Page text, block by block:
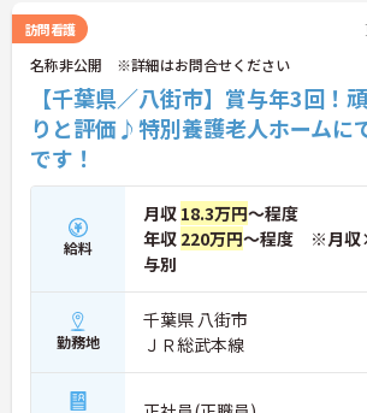
訪問看護
名称非公開 ※詳細はお問合せください
【千葉県／八街市】賞与年3回！
りと評価♪特別養護老人ホームに
です！
給料
月収 18.3万円～程度
年収 220万円～程度 ※月
与別
勤務地
千葉県 八街市
ＪＲ総武本線